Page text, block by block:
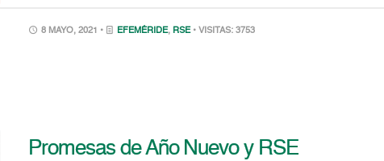
8 MAYO, 2021 • EFEMÉRIDE, RSE • VISITAS: 3753
Promesas de Año Nuevo y RSE